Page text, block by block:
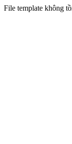
File template không